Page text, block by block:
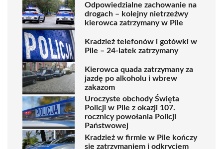
Odpowiedzialne zachowanie na
drogach – kolejny nietrzeźwy
kierowca zatrzymany w Pile
Kradzież telefonów i gotówki w
Pile – 24-latek zatrzymany
Kierowca quada zatrzymany za
jazdę po alkoholu i wbrew
zakazom
Uroczyste obchody Święta
Policji w Pile z okazji 107.
rocznicy powołania Policji
Państwowej
Kradzież w firmie w Pile kończy
się zatrzymaniem i odkryciem